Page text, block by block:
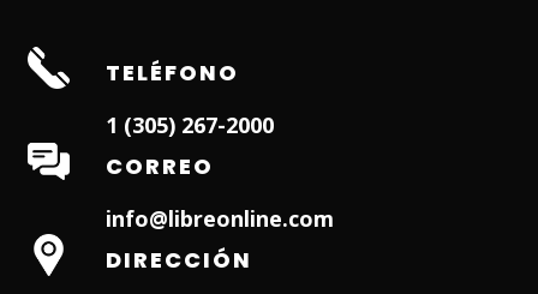
TELÉFONO
1 (305) 267-2000
CORREO
info@libreonline.com
DIRECCIÓN